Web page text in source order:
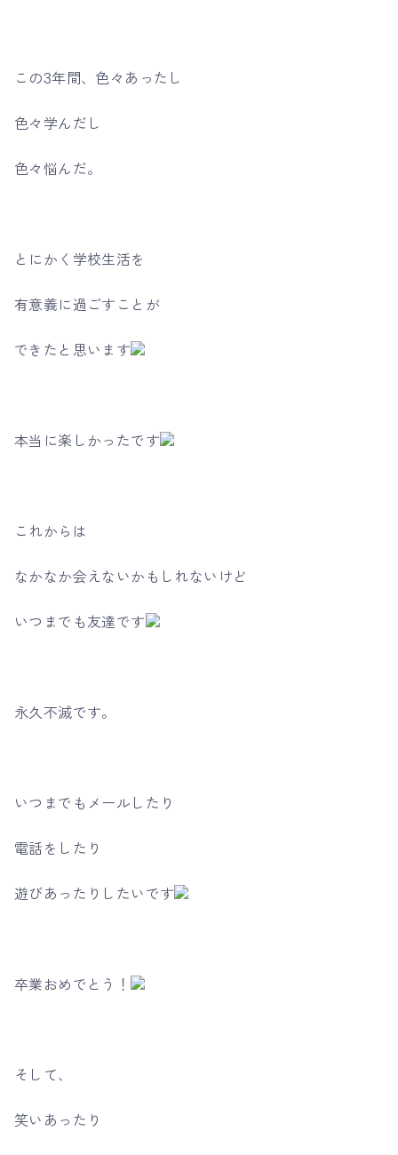
この3年間、色々あったし
色々学んだし
色々悩んだ。
とにかく学校生活を
有意義に過ごすことが
できたと思います
本当に楽しかったです
これからは
なかなか会えないかもしれないけど
いつまでも友達です
永久不滅です。
いつまでもメールしたり
電話をしたり
遊びあったりしたいです
卒業おめでとう！
そして、
笑いあったり